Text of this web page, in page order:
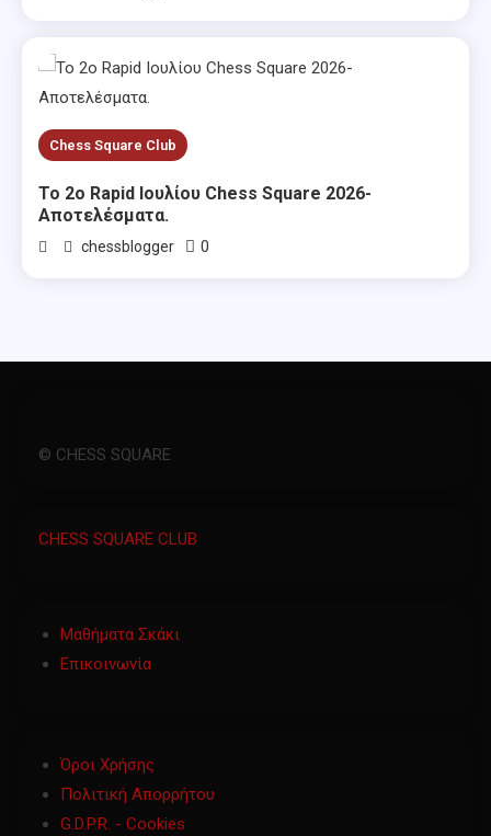
Chess Square Club
Το 2ο Rapid Ιουλίου Chess Square 2026-
Αποτελέσματα.
chessblogger 0
© CHESS SQUARE
CHESS SQUARE CLUB
Μαθήματα Σκάκι
Επικοινωνία
Όροι Χρήσης
Πολιτική Απορρήτου
G.D.P.R. - Cookies